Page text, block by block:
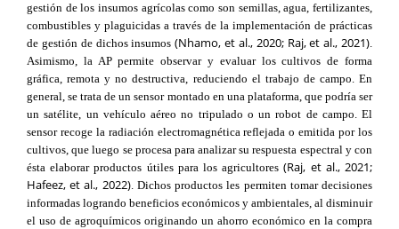
gestión de los insumos agrícolas como son semillas, agua, fertilizantes,
combustibles y plaguicidas a través de la implementación de prácticas
de gestión de dichos insumos (Nhamo, et al., 2020; Raj, et al., 2021).
Asimismo, la AP permite observar y evaluar los cultivos de forma
gráfica, remota y no destructiva, reduciendo el trabajo de campo. En
general, se trata de un sensor montado en una plataforma, que podría ser
un satélite, un vehículo aéreo no tripulado o un robot de campo. El
sensor recoge la radiación electromagnética reflejada o emitida por los
cultivos, que luego se procesa para analizar su respuesta espectral y con
ésta elaborar productos útiles para los agricultores(Raj, et al., 2021;
Hafeez, et al., 2022). Dichos productos les permiten tomar decisiones
informadas logrando beneficios económicos y ambientales, al disminuir
el uso de agroquímicos originando un ahorro económico en la compra